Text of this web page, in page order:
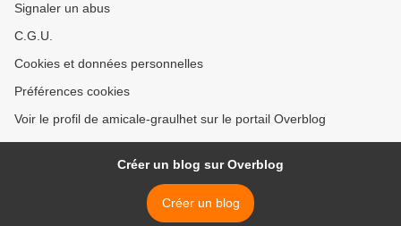
Signaler un abus
C.G.U.
Cookies et données personnelles
Préférences cookies
Voir le profil de amicale-graulhet sur le portail Overblog
Créer un blog sur Overblog
Créer un blog